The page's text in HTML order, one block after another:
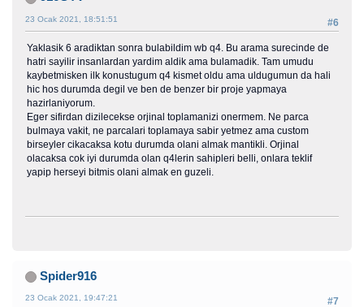
#6
23 Ocak 2021, 18:51:51
Yaklasik 6 aradiktan sonra bulabildim wb q4. Bu arama surecinde de
hatri sayilir insanlardan yardim aldik ama bulamadik. Tam umudu
kaybetmisken ilk konustugum q4 kismet oldu ama uldugumun da hali
hic hos durumda degil ve ben de benzer bir proje yapmaya
hazirlaniyorum.
Eger sifirdan dizilecekse orjinal toplamanizi onermem. Ne parca
bulmaya vakit, ne parcalari toplamaya sabir yetmez ama custom
birseyler cikacaksa kotu durumda olani almak mantikli. Orjinal
olacaksa cok iyi durumda olan q4lerin sahipleri belli, onlara teklif
yapip herseyi bitmis olani almak en guzeli.
Spider916
#7
23 Ocak 2021, 19:47:21